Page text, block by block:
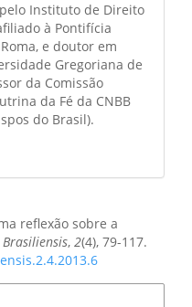
Instituto de Direito
à Pontifícia
e doutor em
Gregoriana de
da Comissão
da Fé da CNBB
do Brasil).
reflexão sobre a
Brasiliensis, 2(4), 79-117.